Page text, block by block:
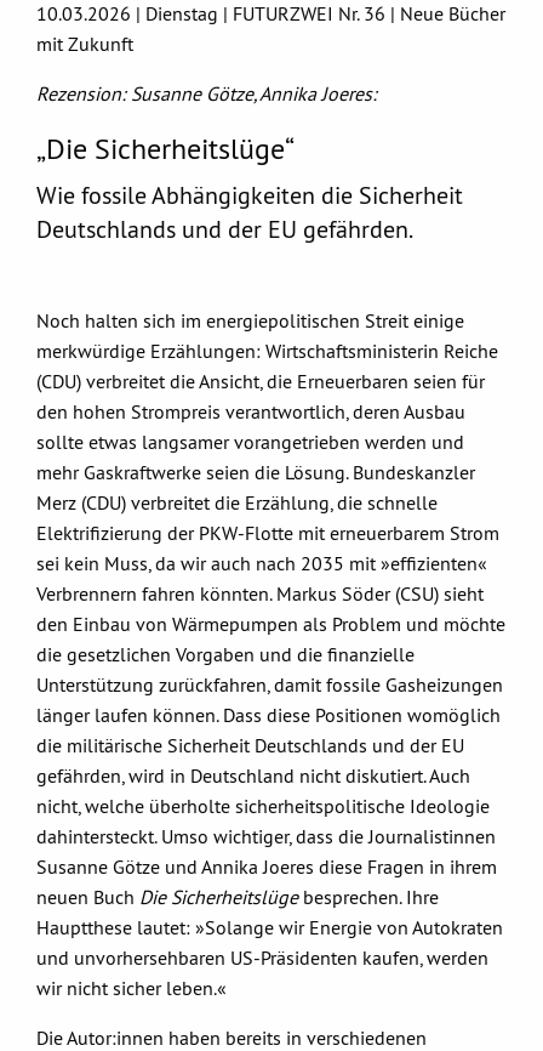
10.03.2026 | Dienstag | FUTURZWEI Nr. 36 | Neue Bücher
mit Zukunft
Rezension: Susanne Götze, Annika Joeres:
„Die Sicherheitslüge“
Wie fossile Abhängigkeiten die Sicherheit
Deutschlands und der EU gefährden.
Noch halten sich im energiepolitischen Streit einige
merkwürdige Erzählungen: Wirtschaftsministerin Reiche
(CDU) verbreitet die Ansicht, die Erneuerbaren seien für
den hohen Strompreis verantwortlich, deren Ausbau
sollte etwas langsamer vorangetrieben werden und
mehr Gaskraftwerke seien die Lösung. Bundeskanzler
Merz (CDU) verbreitet die Erzählung, die schnelle
Elektrifizierung der PKW-Flotte mit erneuerbarem Strom
sei kein Muss, da wir auch nach 2035 mit »effizienten«
Verbrennern fahren könnten. Markus Söder (CSU) sieht
den Einbau von Wärmepumpen als Problem und möchte
die gesetzlichen Vorgaben und die finanzielle
Unterstützung zurückfahren, damit fossile Gasheizungen
länger laufen können. Dass diese Positionen womöglich
die militärische Sicherheit Deutschlands und der EU
gefährden, wird in Deutschland nicht diskutiert. Auch
nicht, welche überholte sicherheitspolitische Ideologie
dahintersteckt. Umso wichtiger, dass die Journalistinnen
Susanne Götze und Annika Joeres diese Fragen in ihrem
neuen Buch Die Sicherheitslügebesprechen. Ihre
Hauptthese lautet: »Solange wir Energie von Autokraten
und unvorhersehbaren US-Präsidenten kaufen, werden
wir nicht sicher leben.«
Die Autor:innen haben bereits in verschiedenen